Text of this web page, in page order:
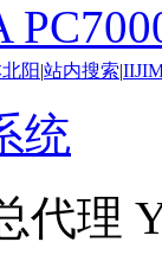
阳 站内搜索
统
代理